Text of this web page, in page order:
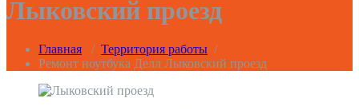
Лыковский проезд
Главная / Территория работы /
Ремонт ноутбука Делл Лыковский проезд